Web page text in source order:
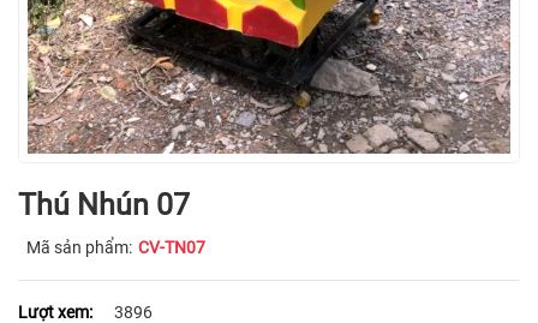
Thú Nhún 07
Mã sản phẩm: CV-TN07
Lượt xem: 3896